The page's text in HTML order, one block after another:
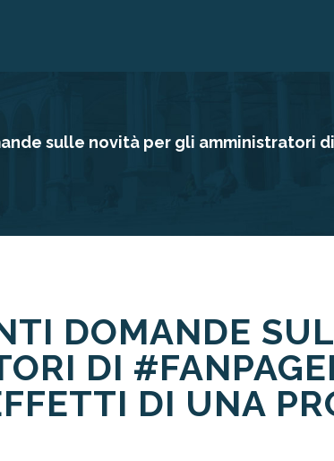
sulle novità per gli amministratori
DOMANDE
DI
DI UNA